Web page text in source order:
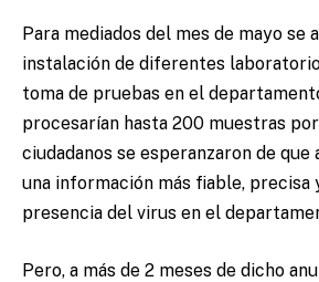
Para mediados del mes de mayo se
instalación de diferentes
toma de pruebas en el
procesarían hasta 200 muestras
ciudadanos se esperanzaron de que
una información más fiable, precisa
presencia del virus en el
Pero, a más de 2 meses de dicho